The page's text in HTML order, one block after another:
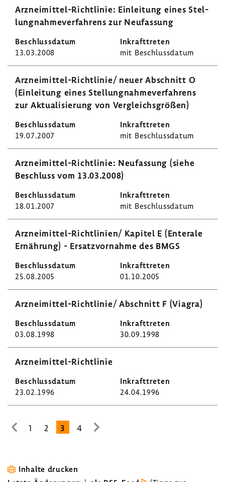
Arzneimittel-​Richtlinie: Einlei­tung eines Stel­
lung­nah­me­ver­fah­rens zur Neufas­sung
13.03.2008 mit Beschluss­datum
Arzneimittel-​Richtlinie/ neuer Abschnitt O
(Einlei­tung eines Stel­lung­nah­me­ver­fah­rens
zur Aktua­li­sie­rung von Vergleichs­größen)
19.07.2007 mit Beschluss­datum
Arzneimittel-​Richtlinie: Neufas­sung (siehe
Beschluss vom 13.03.2008)
18.01.2007 mit Beschluss­datum
Arzneimittel-​Richtlinien/ Kapitel E (Ente­rale
Ernäh­rung) - Ersatz­vor­nahme des BMGS
25.08.2005 01.10.2005
Arzneimittel-​Richtlinie/ Abschnitt F (Viagra)
03.08.1998 30.09.1998
Arzneimittel-​Richtlinie
23.02.1996 24.04.1996
zur
Seite
1 2 3 4
zur
Inhalte drucken